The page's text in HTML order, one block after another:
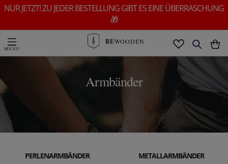
NUR JETZT! ZU JEDER BESTELLUNG GIBT ES EINE ÜBERRASCHUNG
🎁
BEWOODEN
Armbänder
PERLENARMBÄNDER METALLARMBÄNDER